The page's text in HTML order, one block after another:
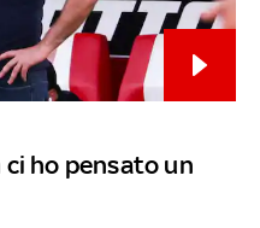
ho pensato un